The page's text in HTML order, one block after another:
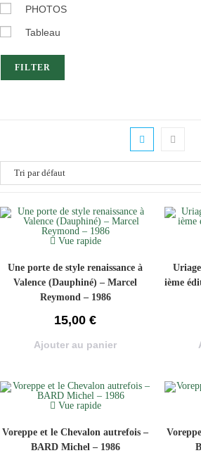
PHOTOS
Tableau
FILTER
Vue rapide
Une porte de style renaissance à
Valence (Dauphiné) – Marcel
Reymond – 1986
15,00 €
Ajouter au panier
ième
Vue rapide
Voreppe et le Chevalon autrefois –
BARD Michel – 1986